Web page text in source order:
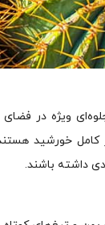
ویژه در
کامل خورشید
داشته باشند.